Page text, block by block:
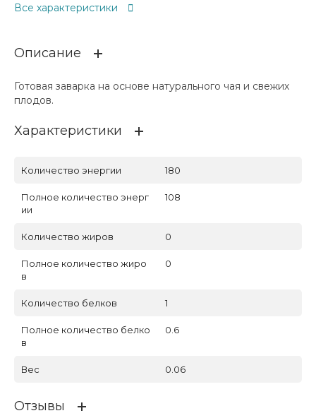
Все характеристики
Описание
Готовая заварка на основе натурального чая и свежих
плодов.
Характеристики
Количество энергии 180
Полное количество энерг
ии
108
Количество жиров 0
Полное количество жиро
в
0
Количество белков 1
Полное количество белко
в
0.6
Вес 0.06
Отзывы